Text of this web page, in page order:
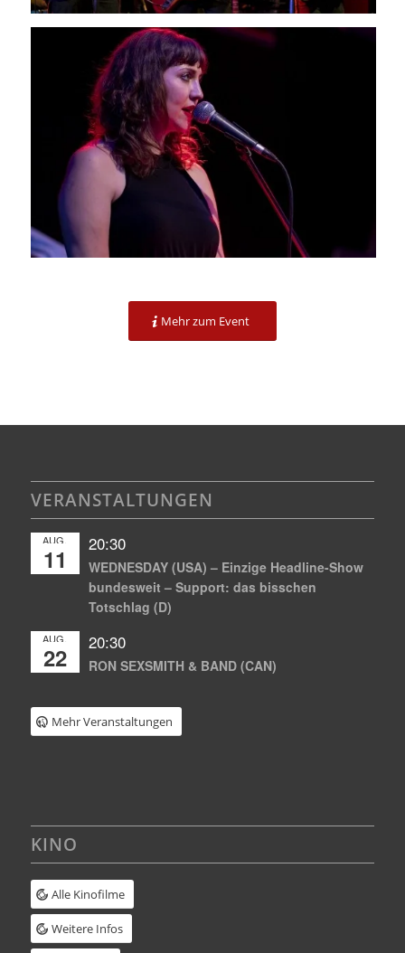
Mehr zum Event
VERANSTALTUNGEN
AUG.
11
20:30
WEDNESDAY (USA) – Einzige Headline-Show
bundesweit – Support: das bisschen
Totschlag (D)
AUG.
22
20:30
RON SEXSMITH & BAND (CAN)
Mehr Veranstaltungen
KINO
Alle Kinofilme
Weitere Infos